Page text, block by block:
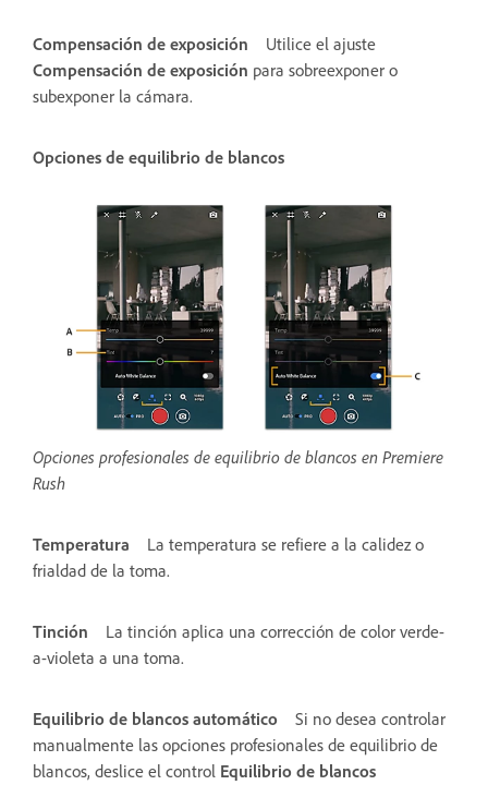
Compensación de exposición
Utilice el ajuste
Compensación de exposición para sobreexponer o
subexponer la cámara.
Opciones de equilibrio de blancos
Opciones profesionales de equilibrio de blancos en Premiere
Rush
Temperatura
La temperatura se refiere a la calidez o
frialdad de la toma.
Tinción
La tinción aplica una corrección de color verde-
a-violeta a una toma.
Equilibrio de blancos automático
Si no desea controlar
manualmente las opciones profesionales de equilibrio de
blancos, deslice el control Equilibrio de blancos